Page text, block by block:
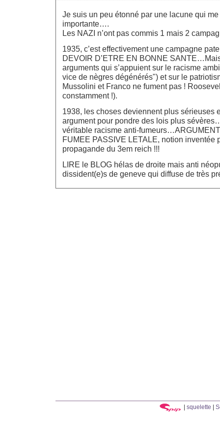
Je suis un peu étonné par une lacune qui
importante….
Les NAZI n’ont pas commis 1 mais 2
1935, c’est effectivement une campagne
DEVOIR D’ETRE EN BONNE
arguments qui s’appuient sur le racisme
vice de nègres dégénérés") et sur le
Mussolini et Franco ne fument pas !
constamment !).
1938, les choses deviennent plus sérieuses
argument pour pondre des lois plus
véritable racisme anti-
FUMEE PASSIVE LETALE, notion inventée
propagande du 3em reich !!!
LIRE le BLOG hélas de droite mais anti
dissident(e)s de geneve qui diffuse de très
| squelette |